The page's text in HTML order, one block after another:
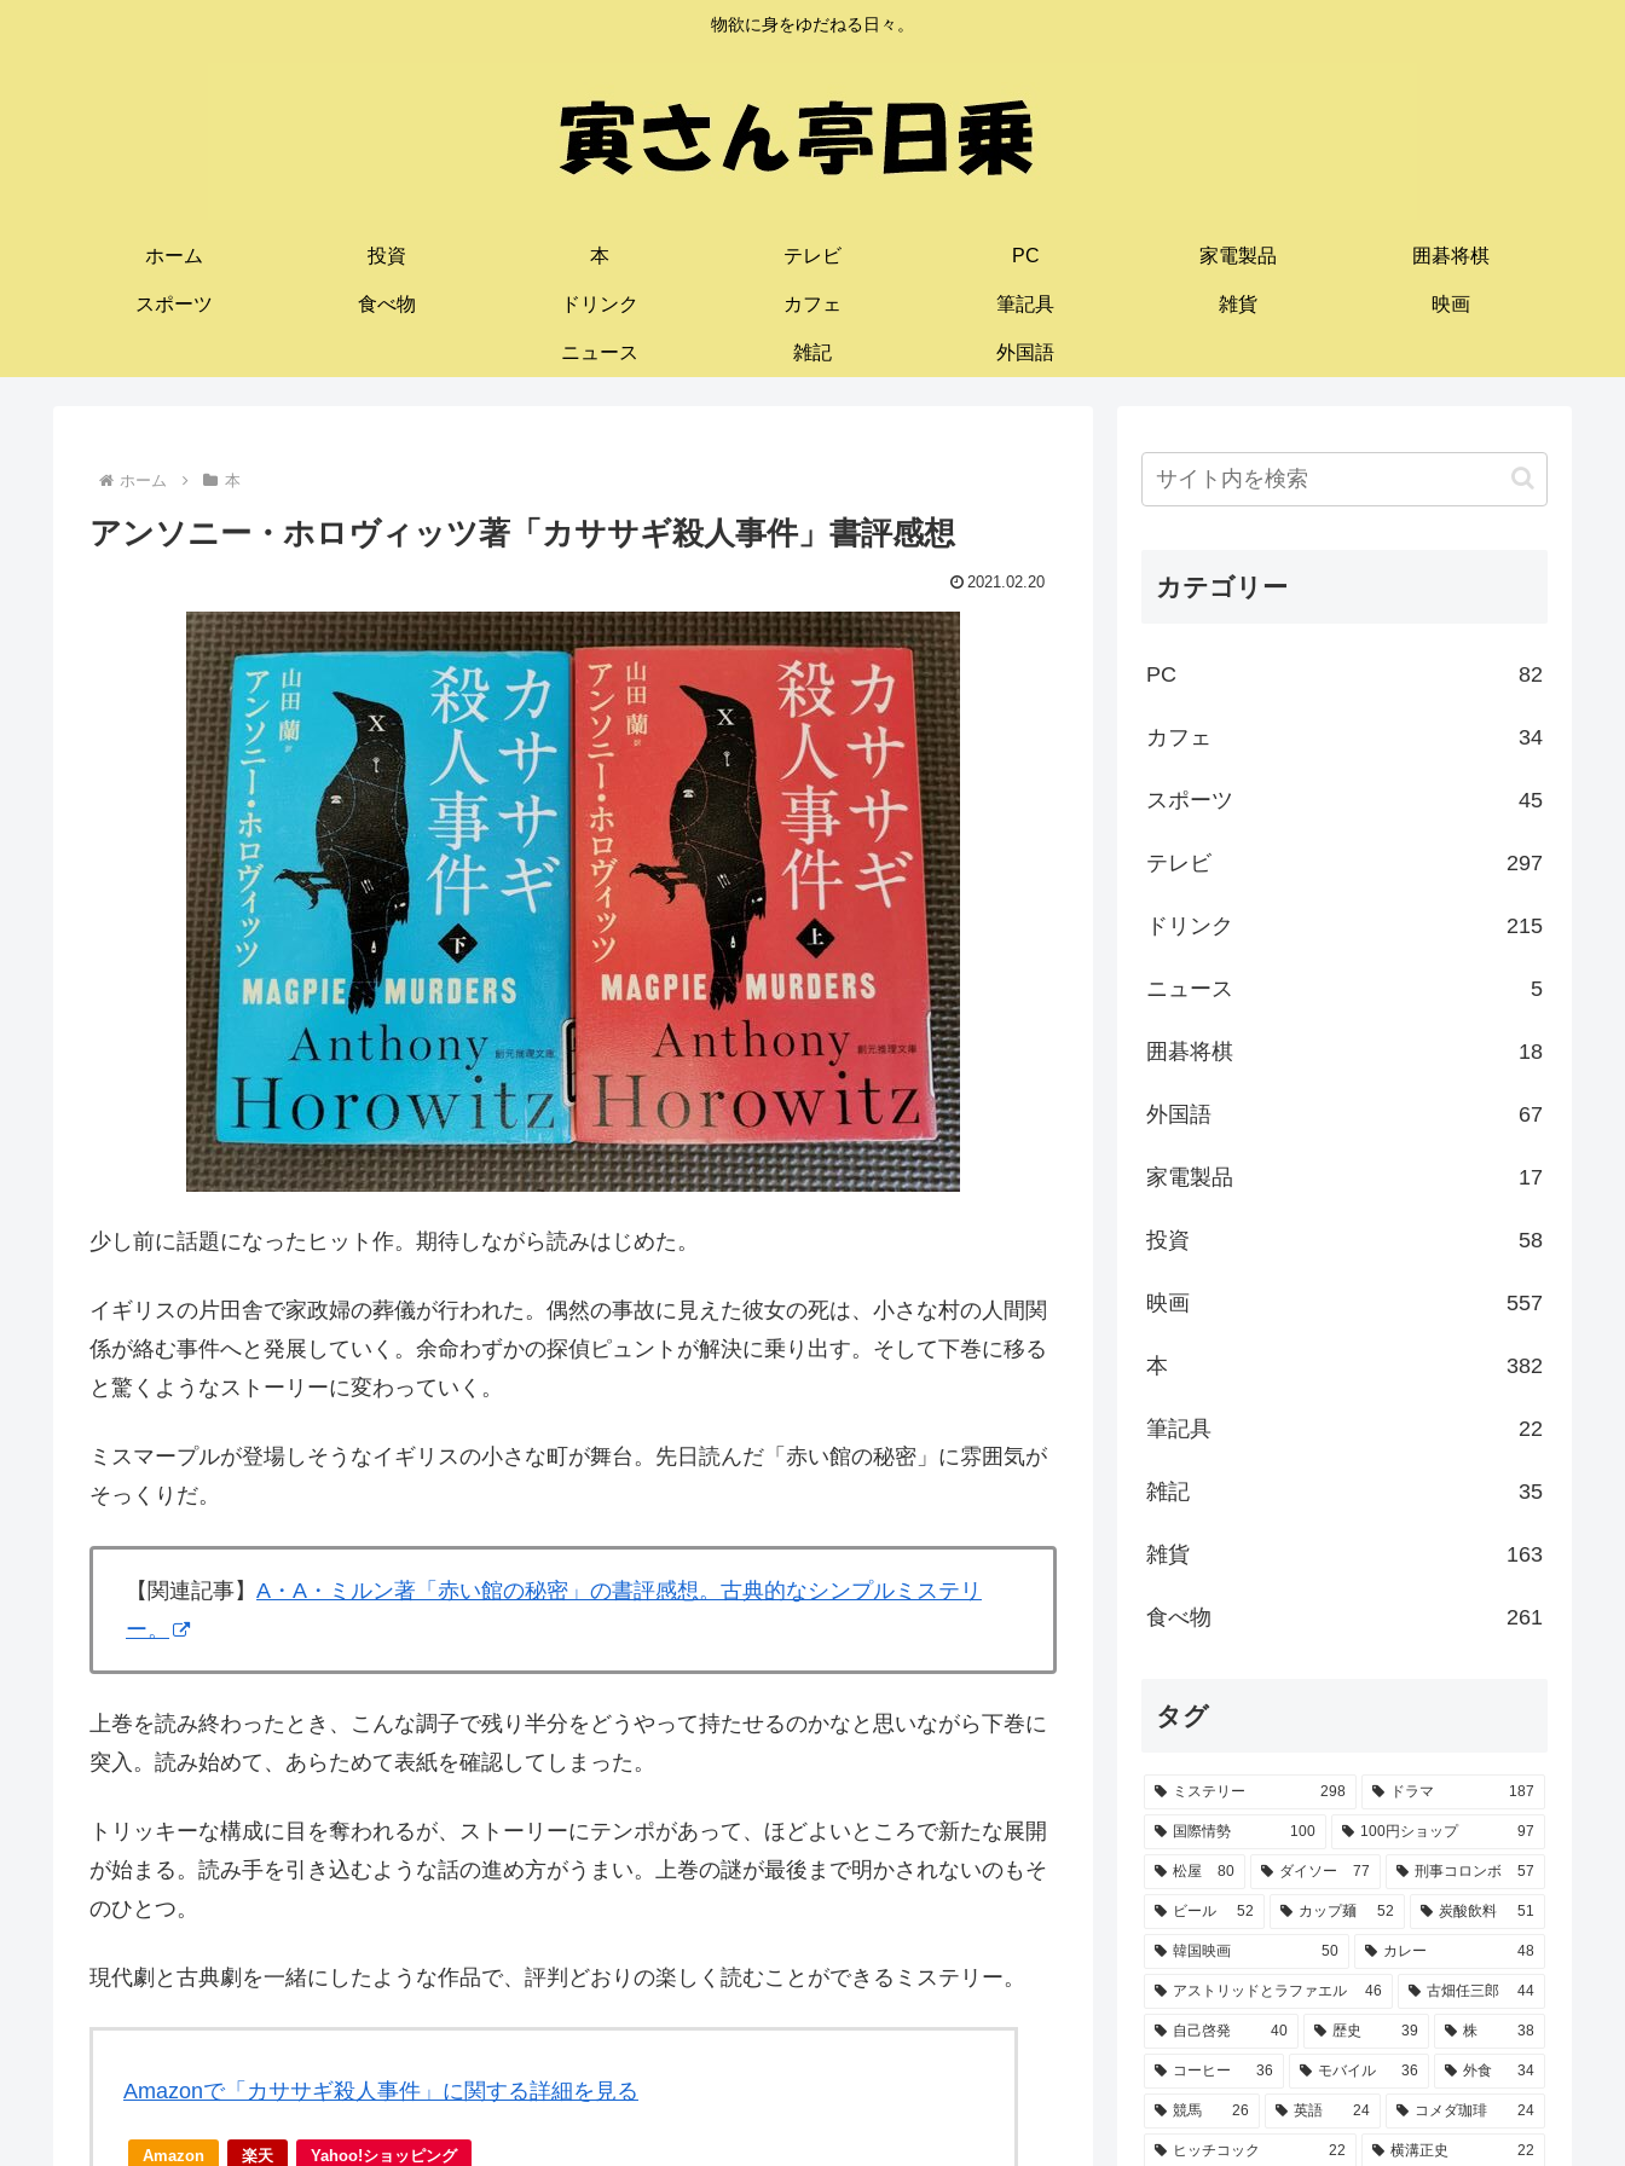
物欲に身をゆだねる日々。
ホーム 投資 本 テレビ PC 家電製品 囲碁将棋
スポーツ 食べ物 ドリンク カフェ 筆記具 雑貨 映画
ニュース 雑記 外国語
ホーム 本
アンソニー・ホロヴィッツ著「カササギ殺人事件」書評感想
2021.02.20
少し前に話題になったヒット作。期待しながら読みはじめた。
イギリスの片田舎で家政婦の葬儀が行われた。偶然の事故に見えた彼女の死は、小さな村の人間関
係が絡む事件へと発展していく。余命わずかの探偵ピュントが解決に乗り出す。そして下巻に移る
と驚くようなストーリーに変わっていく。
ミスマープルが登場しそうなイギリスの小さな町が舞台。先日読んだ「赤い館の秘密」に雰囲気が
そっくりだ。
【関連記事】 A・A・ミルン著「赤い館の秘密」の書評感想。古典的なシンプルミステリ
ー。
上巻を読み終わったとき、こんな調子で残り半分をどうやって持たせるのかなと思いながら下巻に
突入。読み始めて、あらためて表紙を確認してしまった。
トリッキーな構成に目を奪われるが、ストーリーにテンポがあって、ほどよいところで新たな展開
が始まる。読み手を引き込むような話の進め方がうまい。上巻の謎が最後まで明かされないのもそ
のひとつ。
現代劇と古典劇を一緒にしたような作品で、評判どおりの楽しく読むことができるミステリー。
Amazonで「カササギ殺人事件」に関する詳細を見る
Amazon 楽天 Yahoo!ショッピング
カテゴリー
PC 82
カフェ 34
スポーツ 45
テレビ 297
ドリンク 215
ニュース 5
囲碁将棋 18
外国語 67
家電製品 17
投資 58
映画 557
本 382
筆記具 22
雑記 35
雑貨 163
食べ物 261
タグ
ミステリー 298 ドラマ 187
国際情勢 100 100円ショップ 97
松屋 80 ダイソー 77 刑事コロンボ 57
ビール 52 カップ麺 52 炭酸飲料 51
韓国映画 50 カレー 48
アストリッドとラファエル 46 古畑任三郎 44
自己啓発 40 歴史 39 株 38
コーヒー 36 モバイル 36 外食 34
競馬 26 英語 24 コメダ珈琲 24
ヒッチコック 22 横溝正史 22